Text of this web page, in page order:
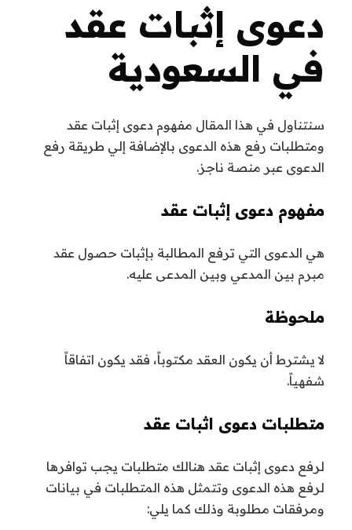
دعوى إثبات عقد
في السعودية
سنتناول في هذا المقال مفهوم دعوى إثبات عقد
ومتطلبات رفع هذه الدعوى بالإضافة إلي طريقة رفع
الدعوى عبر منصة ناجز.
مفهوم دعوى إثبات عقد
هي الدعوى التي ترفع المطالبة بإثبات حصول عقد
مبرم بين المدعي وبين المدعى عليه.
ملحوظة
لا يشترط أن يكون العقد مكتوباً، فقد يكون اتفاقاً
شفهياً.
متطلبات دعوى اثبات عقد
لرفع دعوى إثبات عقد هنالك متطلبات يجب توافرها
لرفع هذه الدعوى وتتمثل هذه المتطلبات في بيانات
ومرفقات مطلوبة وذلك كما يلي: